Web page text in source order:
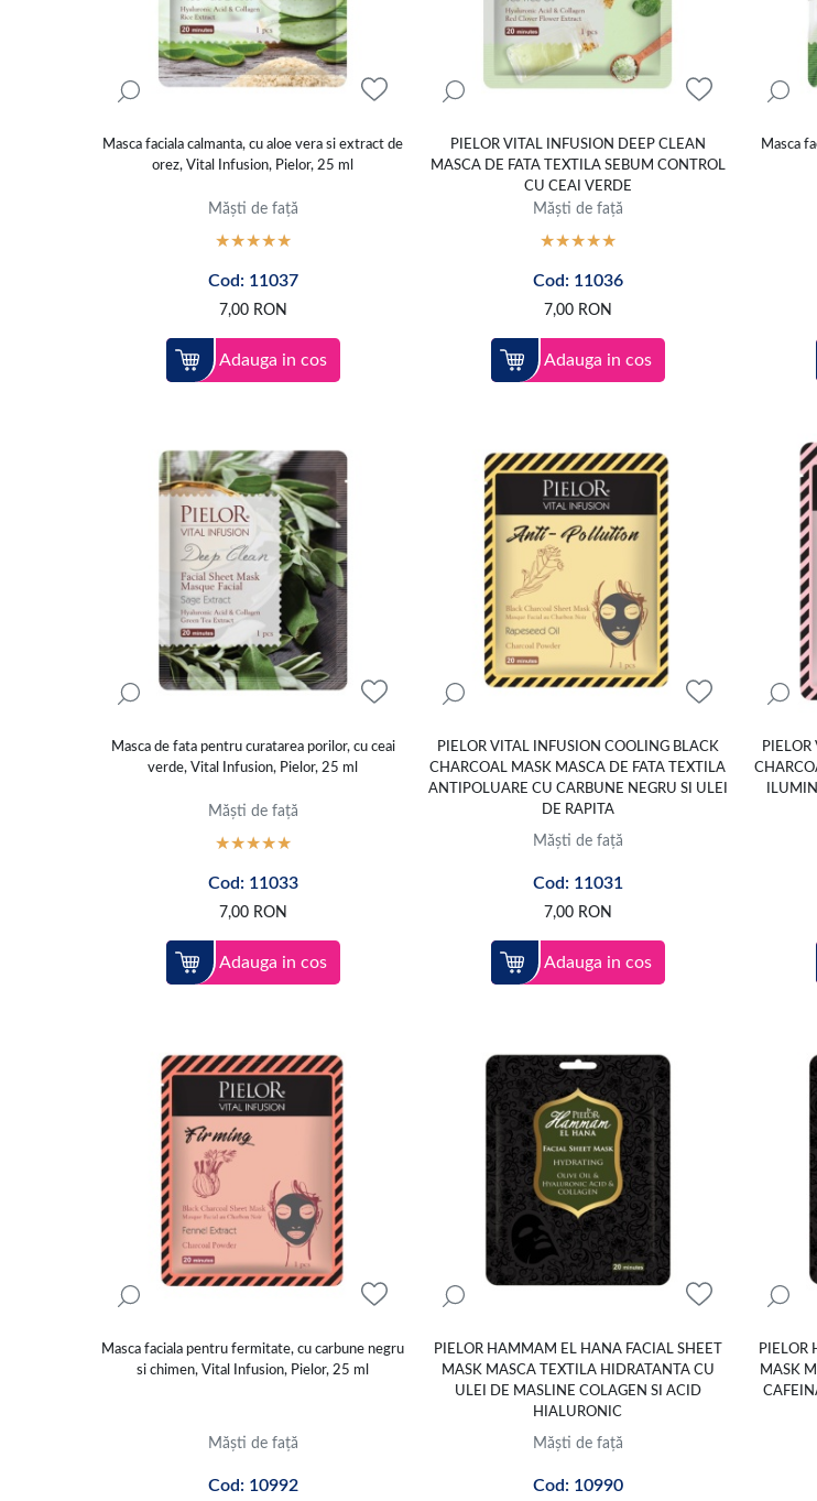
Masca faciala calmanta, cu aloe vera si extract de
orez, Vital Infusion, Pielor, 25 ml
Măști de față
Cod: 11037
7,00 RON
Adauga in cos
PIELOR VITAL INFUSION DEEP CLEAN
MASCA DE FATA TEXTILA SEBUM CONTROL
CU CEAI VERDE
Măști de față
Cod: 11036
7,00 RON
Adauga in cos
Masca
Masca de fata pentru curatarea porilor, cu ceai
verde, Vital Infusion, Pielor, 25 ml
Măști de față
Cod: 11033
7,00 RON
Adauga in cos
PIELOR VITAL INFUSION COOLING BLACK
CHARCOAL MASK MASCA DE FATA TEXTILA
ANTIPOLUARE CU CARBUNE NEGRU SI ULEI
DE RAPITA
Măști de față
Cod: 11031
7,00 RON
Adauga in cos
Masca faciala pentru fermitate, cu carbune negru
si chimen, Vital Infusion, Pielor, 25 ml
Măști de față
Cod: 10992
PIELOR HAMMAM EL HANA FACIAL SHEET
MASK MASCA TEXTILA HIDRATANTA CU
ULEI DE MASLINE COLAGEN SI ACID
HIALURONIC
Măști de față
Cod: 10990
PIELOR
MASK